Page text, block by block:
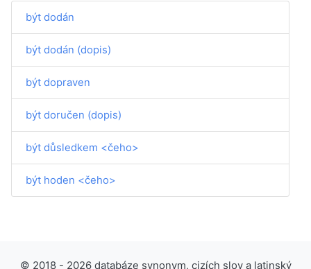
být dodán
být dodán (dopis)
být dopraven
být doručen (dopis)
být důsledkem <čeho>
být hoden <čeho>
© 2018 - 2026 databáze synonym, cizích slov a latinský